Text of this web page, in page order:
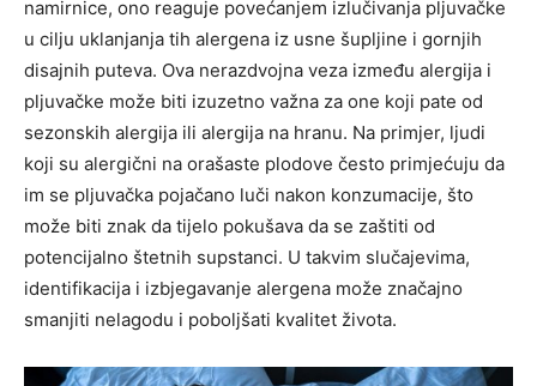
namirnice, ono reaguje povećanjem izlučivanja pljuvačke
u cilju uklanjanja tih alergena iz usne šupljine i gornjih
disajnih puteva. Ova nerazdvojna veza između alergija i
pljuvačke može biti izuzetno važna za one koji pate od
sezonskih alergija ili alergija na hranu. Na primjer, ljudi
koji su alergični na orašaste plodove često primjećuju da
im se pljuvačka pojačano luči nakon konzumacije, što
može biti znak da tijelo pokušava da se zaštiti od
potencijalno štetnih supstanci. U takvim slučajevima,
identifikacija i izbjegavanje alergena može značajno
smanjiti nelagodu i poboljšati kvalitet života.